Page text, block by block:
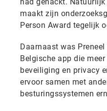
maakt zijn
Person Award tegelijk
Daarnaast was
Belgische app die
beveiliging en privacy
ervoor samen met
besturingssystemen